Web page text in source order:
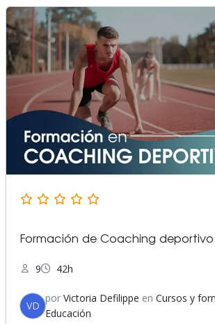
Formación de Coaching deportivo
9 42h
VD
porVictoria Defilippe enCursos y
Educación